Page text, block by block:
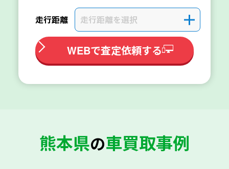
走行距離 走行距離を選択 ＋
WEBで査定依頼する
熊本県の車買取事例